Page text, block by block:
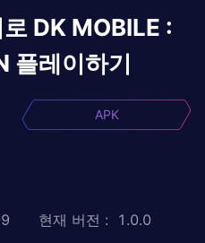
DK MOBILE :
플레이하기
APK
현재 버전 : 1.0.0